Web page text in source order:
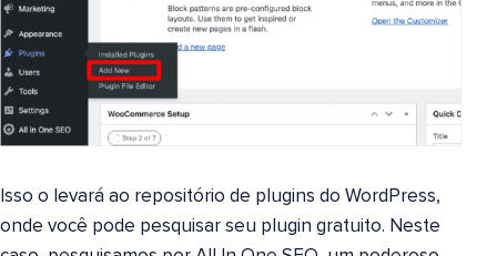
Isso o levará ao repositório de plugins do WordPress,
onde você pode pesquisar seu plugin gratuito. Neste